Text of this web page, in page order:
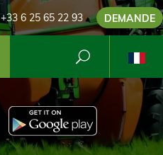
+33 6 25 65 22 93 DEMANDE